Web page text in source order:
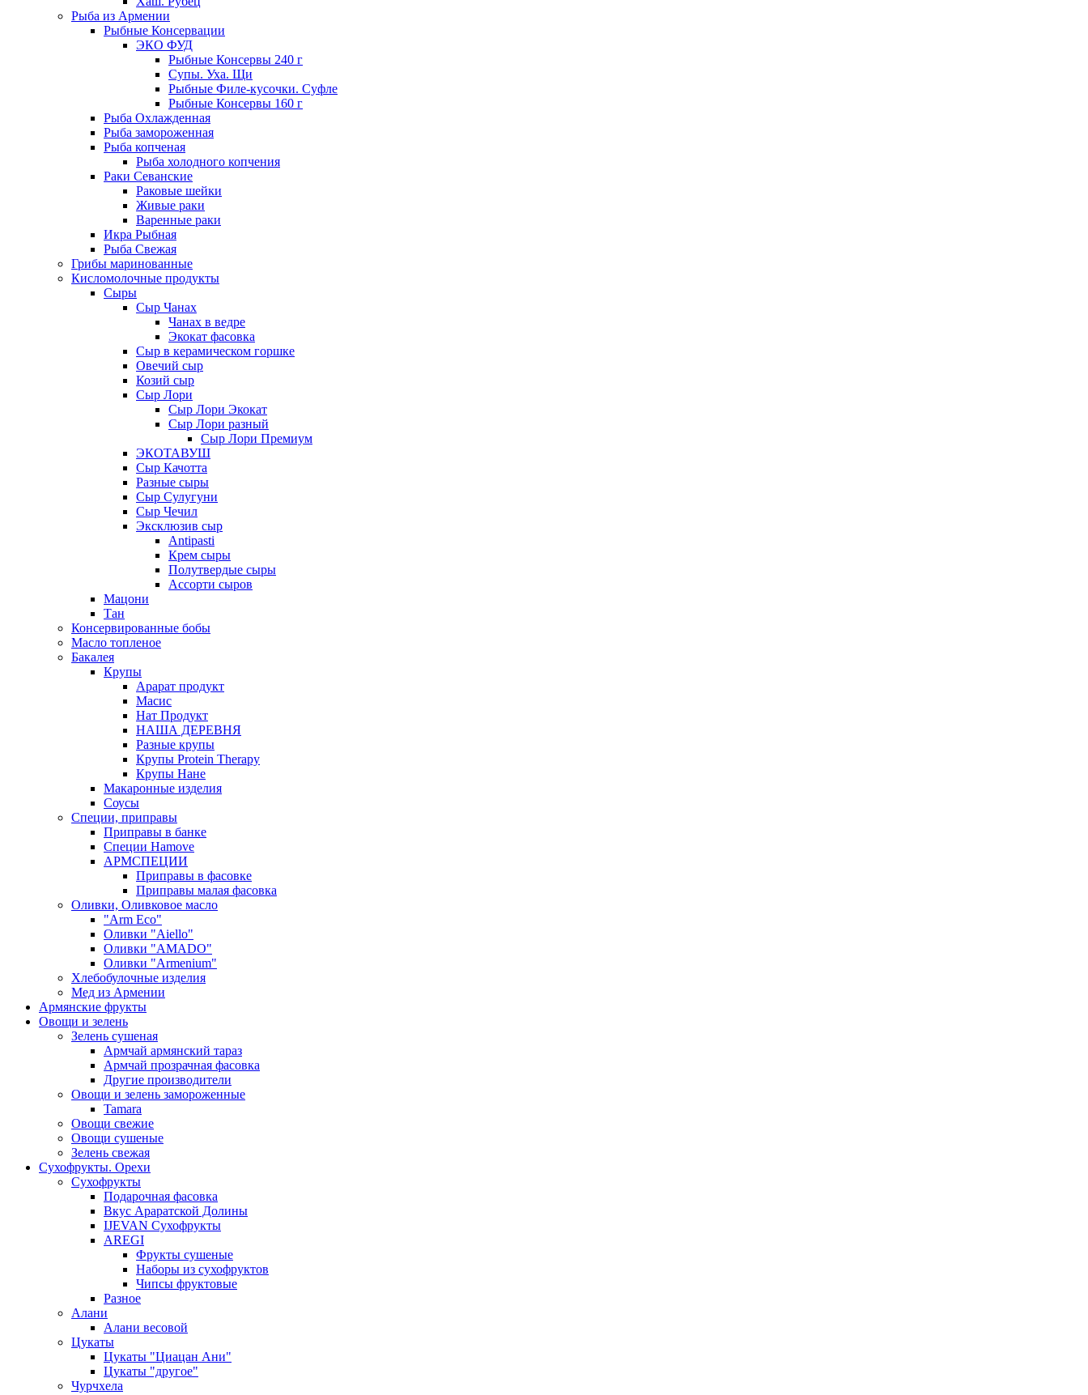
Рыба из Армении
Рыбные Консервации
ЭКО ФУД
Рыбные Консервы 240 г
Супы. Уха. Щи
Рыбные Филе-кусочки. Суфле
Рыбные Консервы 160 г
Рыба Охлажденная
Рыба замороженная
Рыба копченая
Рыба холодного копчения
Раки Севанские
Раковые шейки
Живые раки
Варенные раки
Икра Рыбная
Рыба Свежая
Грибы маринованные
Кисломолочные продукты
Сыры
Сыр Чанах
Чанах в ведре
Экокат фасовка
Сыр в керамическом горшке
Овечий сыр
Козий сыр
Сыр Лори
Сыр Лори Экокат
Сыр Лори разный
Сыр Лори Премиум
ЭКОТАВУШ
Сыр Качотта
Разные сыры
Сыр Сулугуни
Сыр Чечил
Эксклюзив сыр
Antipasti
Крем сыры
Полутвердые сыры
Ассорти сыров
Мацони
Тан
Консервированные бобы
Масло топленое
Бакалея
Крупы
Арарат продукт
Масис
Нат Продукт
НАША ДЕРЕВНЯ
Разные крупы
Крупы Protein Therapy
Крупы Нане
Макаронные изделия
Соусы
Специи, приправы
Приправы в банке
Специи Hamove
АРМСПЕЦИИ
Приправы в фасовке
Приправы малая фасовка
Оливки, Оливковое масло
"Arm Eco"
Оливки "Aiello"
Оливки "AMADO"
Оливки "Armenium"
Хлебобулочные изделия
Мед из Армении
Армянские фрукты
Овощи и зелень
Зелень сушеная
Армчай армянский тараз
Армчай прозрачная фасовка
Другие производители
Овощи и зелень замороженные
Tamara
Овощи свежие
Овощи сушеные
Зелень свежая
Сухофрукты. Орехи
Сухофрукты
Подарочная фасовка
Вкус Араратской Долины
IJEVAN Сухофрукты
AREGI
Фрукты сушеные
Наборы из сухофруктов
Чипсы фруктовые
Разное
Алани
Алани весовой
Цукаты
Цукаты "Циацан Ани"
Цукаты "другое"
Чурчхела